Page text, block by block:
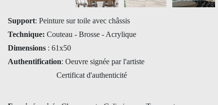
Support: Peinture sur toile avec châssis
Technique: Couteau - Brosse - Acrylique
Dimensions : 61x50
Authentification: Oeuvre signée par l'artiste
Certificat d'authenticité